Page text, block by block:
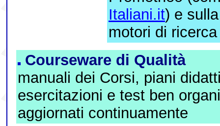
Italiani.it) e
motori di ricerca
Courseware di Qualità
manuali dei Corsi, piani
esercitazioni e test ben
aggiornati continuamente